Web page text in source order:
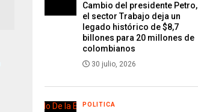
Cambio del presidente Petro,
el sector Trabajo deja un
legado histórico de $8,7
billones para 20 millones de
colombianos
30 julio, 2026
POLITICA